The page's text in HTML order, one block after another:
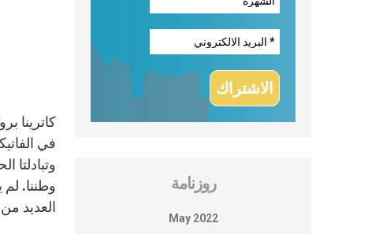
كاترينا
في
وتبادلتا
وطننا.
العديد
روزنامة
May 2022